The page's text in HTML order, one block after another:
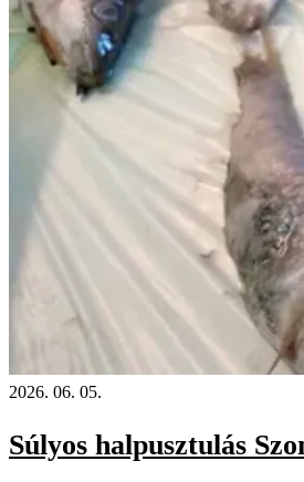
2026. 06. 05.
Súlyos halpusztulás